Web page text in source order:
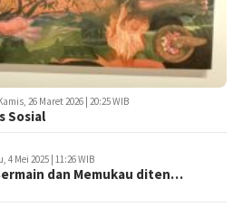
26 Maret 2026 | 20:25 WIB
Sosial
4 Mei 2025 | 11:26 WIB
dan Memukau diten…